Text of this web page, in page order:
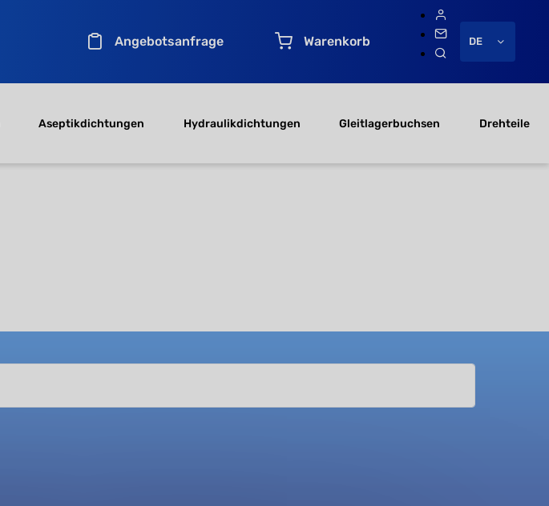
Angebotsanfrage Warenkorb DE
Aseptikdichtungen Hydraulikdichtungen Gleitlagerbuchsen Drehteile